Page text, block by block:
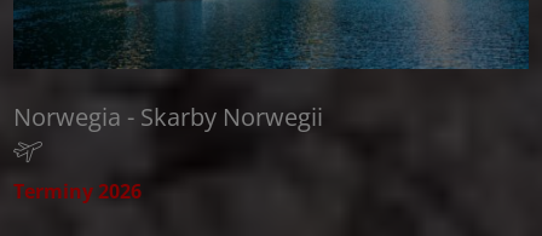
Norwegia - Skarby Norwegii
Terminy 2026